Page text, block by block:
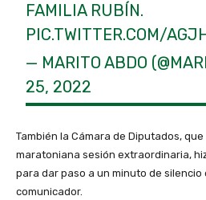
FAMILIA RUBÍN.
PIC.TWITTER.COM/
— MARITO ABDO
25, 2022
También la Cámara de Diputados,
maratoniana sesión extraordinaria,
para dar paso a un minuto de
comunicador.